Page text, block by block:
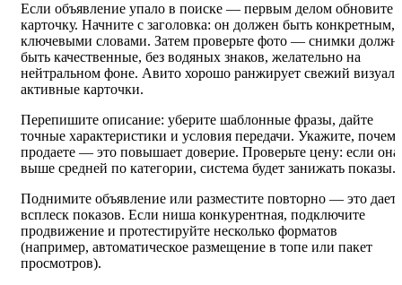
Если объявление упало в поиске — первым делом обновите
карточку. Начните с заголовка: он должен быть конкретным,
ключевыми словами. Затем проверьте фото — снимки
быть качественные, без водяных знаков, желательно на
нейтральном фоне. Авито хорошо ранжирует свежий визуал
активные карточки.
Перепишите описание: уберите шаблонные фразы, дайте
точные характеристики и условия передачи. Укажите, почему
продаете — это повышает доверие. Проверьте цену: если она
выше средней по категории, система будет занижать показы.
Поднимите объявление или разместите повторно — это дает
всплеск показов. Если ниша конкурентная, подключите
продвижение и протестируйте несколько форматов
(например, автоматическое размещение в топе или пакет
просмотров).